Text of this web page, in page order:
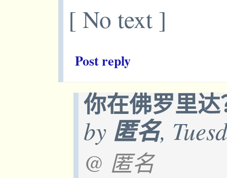
[ No text ]
Post reply
你在佛罗里
by 匿名,
@ 匿名